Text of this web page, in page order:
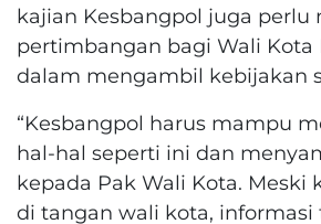
kajian Kesbangpol juga perlu
pertimbangan bagi Wali Kota
dalam mengambil kebijakan
“Kesbangpol harus mampu
hal-hal seperti ini dan
kepada Pak Wali Kota. Meski
di tangan wali kota, informasi